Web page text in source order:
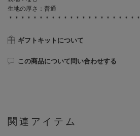
生地の厚さ：普通
＊＊＊＊＊＊＊＊＊＊＊＊＊＊＊＊＊＊＊＊＊＊
ギフトキットについて
この商品について問い合わせする
関連アイテム